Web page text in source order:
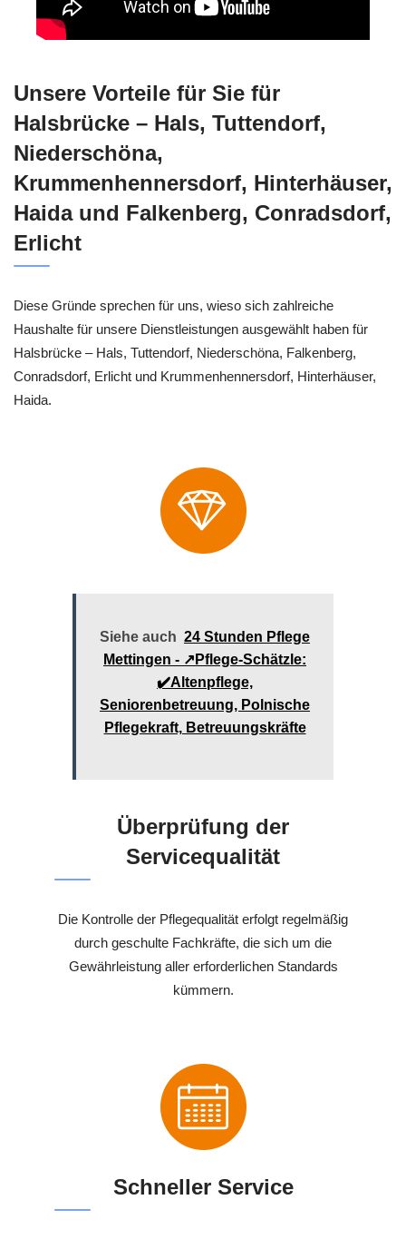
Unsere Vorteile für Sie für
Halsbrücke – Hals, Tuttendorf,
Niederschöna,
Krummenhennersdorf, Hinterhäuser,
Haida und Falkenberg, Conradsdorf,
Erlicht
Diese Gründe sprechen für uns, wieso sich zahlreiche
Haushalte für unsere Dienstleistungen ausgewählt haben für
Halsbrücke – Hals, Tuttendorf, Niederschöna, Falkenberg,
Conradsdorf, Erlicht und Krummenhennersdorf, Hinterhäuser,
Haida.
Siehe auch 24 Stunden Pflege
Mettingen - ↗️Pflege-Schätzle:
✔️Altenpflege,
Seniorenbetreuung, Polnische
Pflegekraft, Betreuungskräfte
Überprüfung der
Servicequalität
Die Kontrolle der Pflegequalität erfolgt regelmäßig
durch geschulte Fachkräfte, die sich um die
Gewährleistung aller erforderlichen Standards
kümmern.
Schneller Service